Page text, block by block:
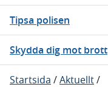
Tipsa polisen
Skydda dig mot brott
Startsida /Aktuellt/